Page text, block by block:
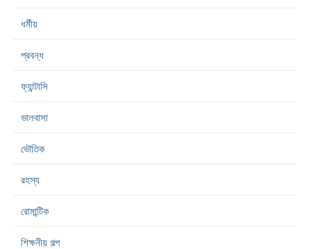
ধর্মীয়
প্রবন্ধ
ফ্যান্টাসি
ভালবাসা
ভৌতিক
রহস্য
রোমান্টিক
শিক্ষনীয় গল্প